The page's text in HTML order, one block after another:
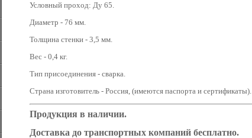
Условный проход: Ду 65.
Диаметр - 76 мм.
Толщина стенки - 3,5 мм.
Вес - 0,4 кг.
Тип присоединения - сварка.
Страна изготовитель - Россия, (имеются паспорта и сертификаты).
Продукция в наличии.
Доставка до транспортных компаний бесплатно.